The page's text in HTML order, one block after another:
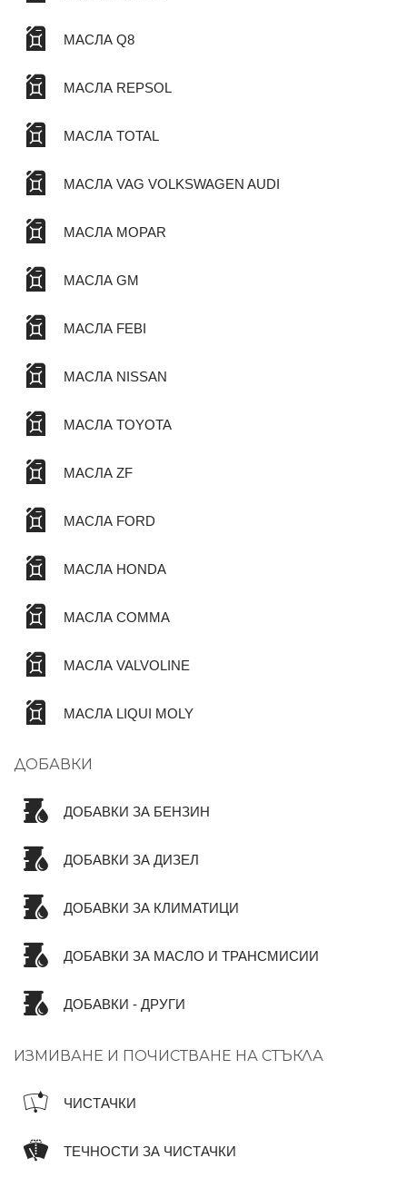
МАСЛА Q8
МАСЛА REPSOL
МАСЛА TOTAL
МАСЛА VAG VOLKSWAGEN AUDI
МАСЛА MOPAR
МАСЛА GM
МАСЛА FEBI
МАСЛА NISSAN
МАСЛА TOYOTA
МАСЛА ZF
МАСЛА FORD
МАСЛА HONDA
МАСЛА COMMA
МАСЛА VALVOLINE
МАСЛА LIQUI MOLY
ДОБАВКИ
ДОБАВКИ ЗА БЕНЗИН
ДОБАВКИ ЗА ДИЗЕЛ
ДОБАВКИ ЗА КЛИМАТИЦИ
ДОБАВКИ ЗА МАСЛО И ТРАНСМИСИИ
ДОБАВКИ - ДРУГИ
ИЗМИВАНЕ И ПОЧИСТВАНЕ НА СТЪКЛА
ЧИСТАЧКИ
ТЕЧНОСТИ ЗА ЧИСТАЧКИ